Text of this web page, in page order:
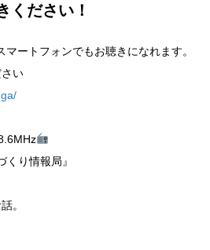
ください！
ートフォンでもお聴きになれます。
い
り情報局』
。